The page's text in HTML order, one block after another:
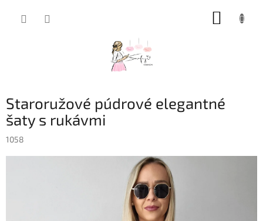
Staroružové púdrové elegantné
šaty s rukávmi
1058